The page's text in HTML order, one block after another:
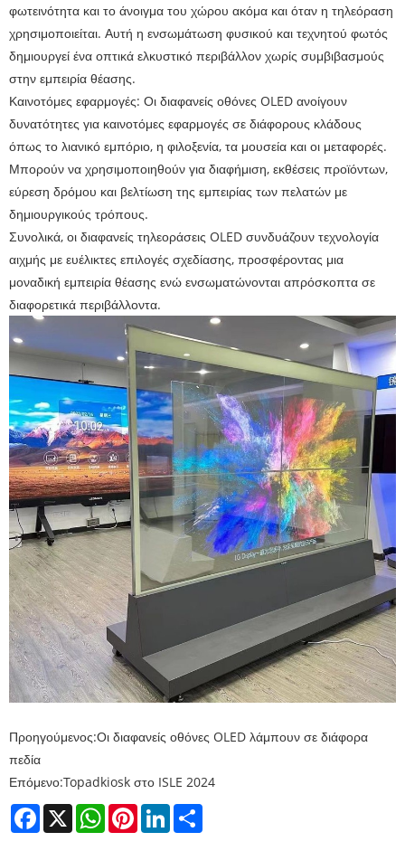
φωτεινότητα και το άνοιγμα του χώρου ακόμα και όταν η τηλεόραση
χρησιμοποιείται. Αυτή η ενσωμάτωση φυσικού και τεχνητού φωτός
δημιουργεί ένα οπτικά ελκυστικό περιβάλλον χωρίς συμβιβασμούς
στην εμπειρία θέασης.
Καινοτόμες εφαρμογές: Οι διαφανείς οθόνες OLED ανοίγουν
δυνατότητες για καινοτόμες εφαρμογές σε διάφορους κλάδους
όπως το λιανικό εμπόριο, η φιλοξενία, τα μουσεία και οι μεταφορές.
Μπορούν να χρησιμοποιηθούν για διαφήμιση, εκθέσεις προϊόντων,
εύρεση δρόμου και βελτίωση της εμπειρίας των πελατών με
δημιουργικούς τρόπους.
Συνολικά, οι διαφανείς τηλεοράσεις OLED συνδυάζουν τεχνολογία
αιχμής με ευέλικτες επιλογές σχεδίασης, προσφέροντας μια
μοναδική εμπειρία θέασης ενώ ενσωματώνονται απρόσκοπτα σε
διαφορετικά περιβάλλοντα.
Προηγούμενος:Οι διαφανείς οθόνες OLED λάμπουν σε διάφορα
πεδία
Επόμενο:Topadkiosk στο ISLE 2024
Facebook
X WhatsAppPinterestLinkedIn